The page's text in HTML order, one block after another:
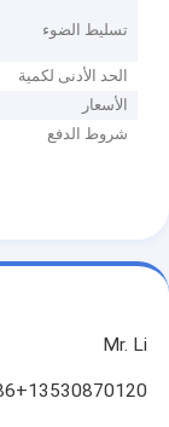
تسليط الضوء
الحد الأدنى لكمية
الأسعار
شروط الدفع
Mr. Li